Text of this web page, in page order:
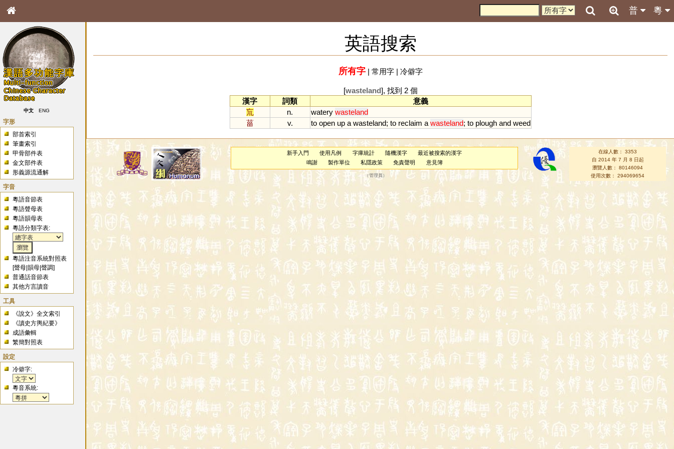
粵
普
中文 ENG
字形
部首索引
筆畫索引
甲骨部件表
金文部件表
形義源流通解
字音
粵語音節表
粵語聲母表
粵語韻母表
粵語分類字表:
粵語注音系統對照表
[聲母 |韻母 |聲調]
普通話音節表
其他方言讀音
工具
《說文》全文索引
《讀史方輿紀要》
成語彙輯
繁簡對照表
設定
冷僻字:
粵音系統:
英語搜索
所有字| 常用字| 冷僻字
[wasteland], 找到 2 個
漢字
詞類
意義
巟
n. watery wasteland
菑
v. to open up a wasteland; to reclaim a wasteland; to plough and weed
新手入門 使用凡例 字庫統計 隨機漢字
最近被搜索的漢字
鳴謝
製作單位 私隱政策 免責聲明 意見簿
（管理員 ）
在線人數： 3353
自 2014 年 7 月 8 日起
瀏覽人數： 80146094
使用次數： 294069654